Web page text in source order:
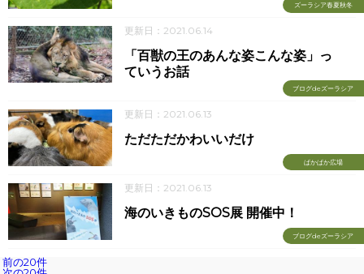
ズーラシア春夏秋冬
更新日：2021.06.14
ブログdeズーラシア
「百獣の王のあんな姿こんな姿」っ
ていうお話
更新日：2021.06.13
ぱかぱか広場
ただただかわいいだけ
更新日：2021.06.13
ブログdeズーラシア
海のいきものSOS展 開催中！
前の20件